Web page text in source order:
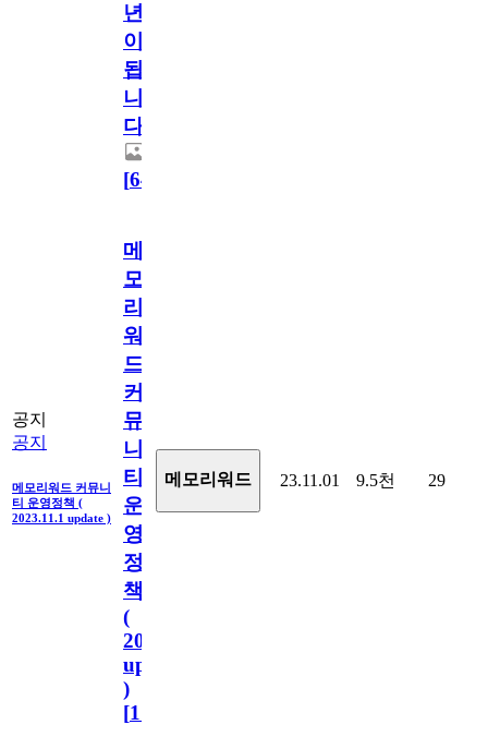
년
이
됩
니
다.
[64
공지
공지
메모리워드 커뮤니
티 운영정책 (
2023.11.1 update )
메
모
리
워
드
커
뮤
니
티
운
영
정
책
(
2023.11.1
update
)
[110
메모리워드 23.11.01 9.5천 29